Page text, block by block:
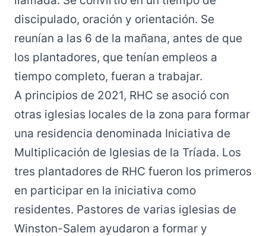
discipulado, oración y orientación. Se
reunían a las 6 de la mañana, antes de que
los plantadores, que tenían empleos a
tiempo completo, fueran a trabajar.
A principios de 2021, RHC se asoció con
otras iglesias locales de la zona para formar
una residencia denominada Iniciativa de
Multiplicación de Iglesias de la Tríada. Los
tres plantadores de RHC fueron los primeros
en participar en la iniciativa como
residentes. Pastores de varias iglesias de
Winston-Salem ayudaron a formar y